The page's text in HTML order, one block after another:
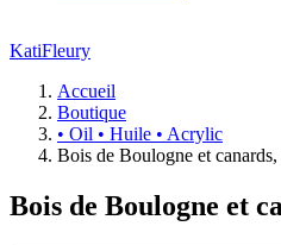
KatiFleury
Accueil
Boutique
• Oil • Huile • Acrylic
Bois de Boulogne et
Bois de Boulogne et